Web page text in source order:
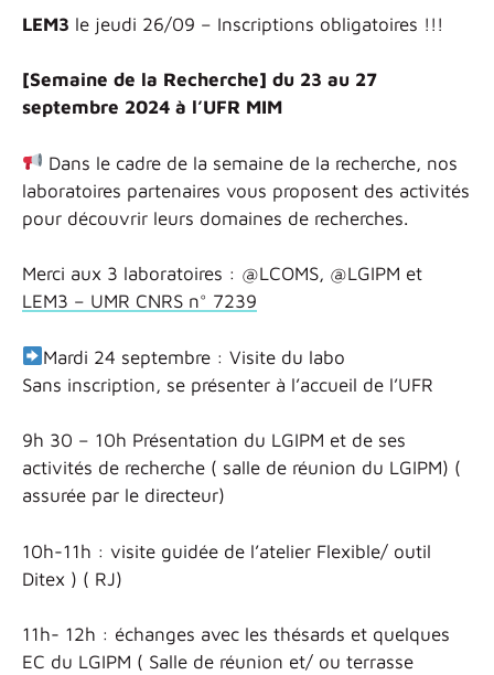
LEM3 le jeudi 26/09 – Inscriptions obligatoires !!!
[Semaine de la Recherche] du 23 au 27
septembre 2024 à l’UFR MIM
Dans le cadre de la semaine de la recherche, nos
laboratoires partenaires vous proposent des activités
pour découvrir leurs domaines de recherches.
Merci aux 3 laboratoires : @LCOMS, @LGIPM et
LEM3 – UMR CNRS n° 7239
Mardi 24 septembre : Visite du labo
Sans inscription, se présenter à l’accueil de l’UFR
9h 30 – 10h Présentation du LGIPM et de ses
activités de recherche ( salle de réunion du LGIPM) (
assurée par le directeur)
10h-11h : visite guidée de l’atelier Flexible/ outil
Ditex ) ( RJ)
11h- 12h : échanges avec les thésards et quelques
EC du LGIPM ( Salle de réunion et/ ou terrasse